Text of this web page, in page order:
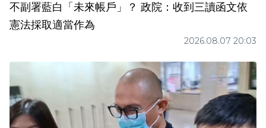
不副署藍白「未來帳戶」？ 政院：收到三讀函文依
憲法採取適當作為
2026.08.07 20:03